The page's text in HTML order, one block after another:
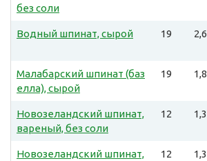
без соли
Водный шпинат, сырой 19 2,6
Малабарский шпинат (баз
елла), сырой
19 1,8
Новозеландский шпинат,
вареный, без соли
12 1,3
Новозеландский шпинат,
12 1,3